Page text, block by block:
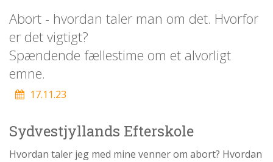
historie
1.6:
Argumenter
imod
os
2.1:
Aktioner
2.2:
Tidligere
Abort - hvordan taler man om det. Hvorfor
er det vigtigt?
Spændende fællestime om et alvorligt
emne.
17.11.23
Sydvestjyllands Efterskole
Hvordan taler jeg med mine venner om abort? Hvordan